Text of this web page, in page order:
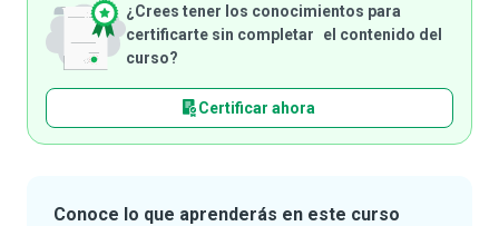
¿Crees tener los conocimientos para
certificarte sin completar el contenido del
curso?
Certificar ahora
Conoce lo que aprenderás en este curso